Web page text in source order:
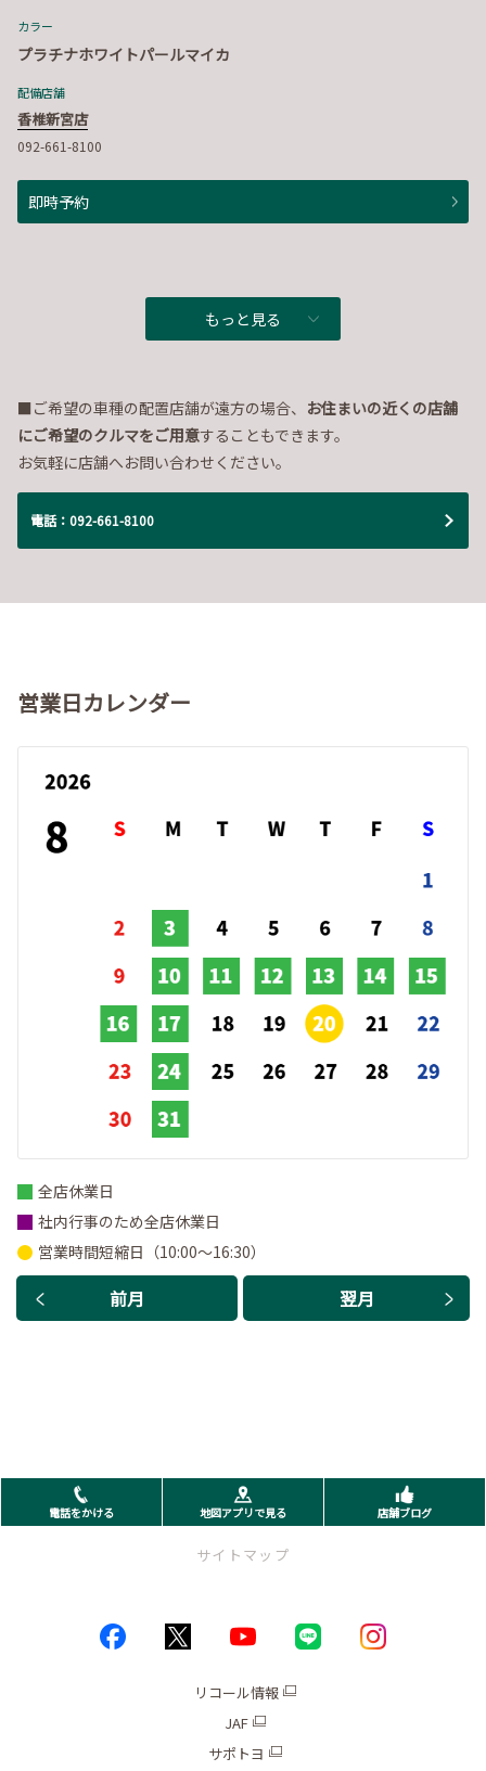
カラー
プラチナホワイトパールマイカ
配備店舗
香椎新宮店
092-661-8100
即時予約
もっと見る
■ご希望の車種の配置店舗が遠方の場合、 お住まいの近くの店舗
にご希望のクルマをご用意することもできます。
お気軽に店舗へお問い合わせください。
電話：092-661-8100
営業日カレンダー
前月 翌月
全店休業日
社内行事のため全店休業日
営業時間短縮日（10:00～16:30）
電話をかける 地図アプリで見る 店舗ブログ
サイトマップ
リコール情報
JAF
サポトヨ